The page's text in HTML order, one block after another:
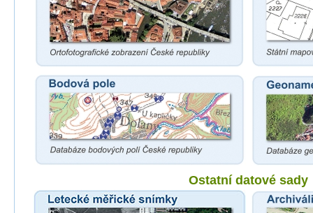
Ostatní datové sady